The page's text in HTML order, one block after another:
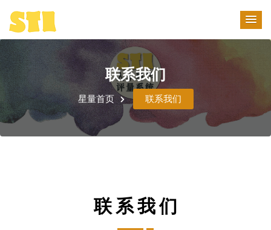
联系我们
星量首页 联系我们
联 系 我 们